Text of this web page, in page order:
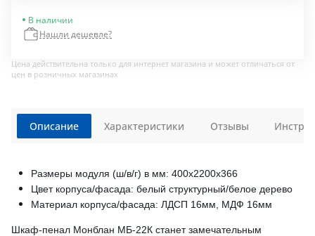
В наличии
Нашли дешевле?
Цена действительна только для интернет магазина и может отличаться от
цен в розничных магазинах
Описание
Размеры модуля (ш/в/г) в мм: 400х2200х366
Цвет корпуса/фасада: белый структурный/белое дерево
Материал корпуса/фасада: ЛДСП 16мм, МДФ 16мм
Шкаф-пенал Монблан МБ-22К станет замечательным
Характеристики Отзывы